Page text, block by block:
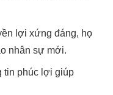
lợi xứng đáng, họ
nhân sự mới.
tin phúc lợi giúp